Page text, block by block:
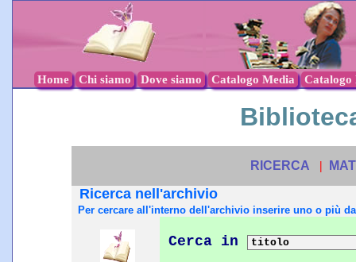
Home Chi siamo Dove siamo Catalogo Media Catalogo
RICERCA |
Ricerca nell'archivio
Per cercare all'interno dell'archivio inserire uno o più
Cerca in